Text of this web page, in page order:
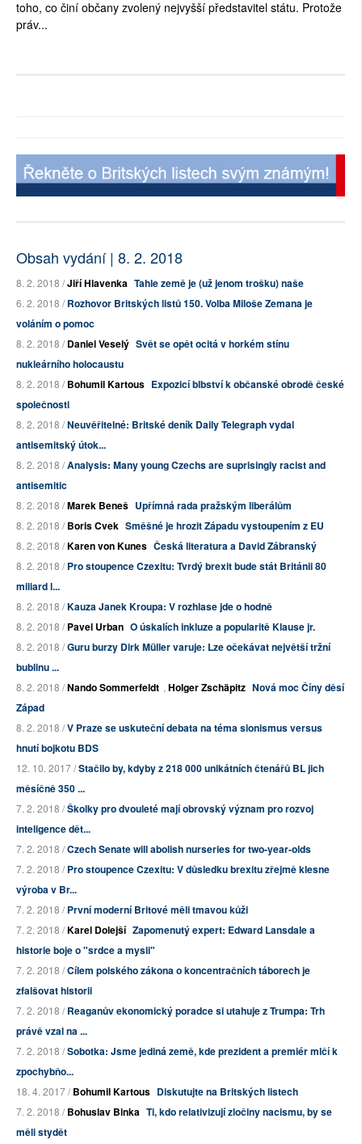
toho, co činí občany zvolený nejvyšší představitel státu. Protože
práv...
Obsah vydání | 8. 2. 2018
8. 2. 2018 /Jiří Hlavenka Tahle země je (už jenom trošku) naše
6. 2. 2018 /Rozhovor Britských listů 150. Volba Miloše Zemana je
voláním o pomoc
8. 2. 2018 /Daniel Veselý Svět se opět ocitá v horkém stínu
nukleárního holocaustu
8. 2. 2018 /Bohumil Kartous Expozicí blbství k občanské obrodě české
společnosti
8. 2. 2018 /Neuvěřitelné: Britské deník Daily Telegraph vydal
antisemitský útok...
8. 2. 2018 /Analysis: Many young Czechs are suprisingly racist and
antisemitic
8. 2. 2018 /Marek Beneš Upřímná rada pražským liberálům
8. 2. 2018 /Boris Cvek Směšné je hrozit Západu vystoupením z EU
8. 2. 2018 /Karen von Kunes Česká literatura a David Zábranský
8. 2. 2018 /Pro stoupence Czexitu: Tvrdý brexit bude stát Británii 80
miliard l...
8. 2. 2018 /Kauza Janek Kroupa: V rozhlase jde o hodně
8. 2. 2018 /Pavel Urban O úskalích inkluze a popularitě Klause jr.
8. 2. 2018 /Guru burzy Dirk Müller varuje: Lze očekávat největší tržní
bublinu ...
8. 2. 2018 /Nando Sommerfeldt , Holger Zschäpitz Nová moc Číny děsí
Západ
8. 2. 2018 /V Praze se uskuteční debata na téma sionismus versus
hnutí bojkotu BDS
12. 10. 2017 /Stačilo by, kdyby z 218 000 unikátních čtenářů BL jich
měsíčně 350 ...
7. 2. 2018 /Školky pro dvouleté mají obrovský význam pro rozvoj
inteligence dět...
7. 2. 2018 /Czech Senate will abolish nurseries for two-year-olds
7. 2. 2018 /Pro stoupence Czexitu: V důsledku brexitu zřejmě klesne
výroba v Br...
7. 2. 2018 /První moderní Britové měli tmavou kůži
7. 2. 2018 /Karel Dolejší Zapomenutý expert: Edward Lansdale a
historie boje o "srdce a mysli"
7. 2. 2018 /Cílem polského zákona o koncentračních táborech je
zfalšovat historii
7. 2. 2018 /Reaganův ekonomický poradce si utahuje z Trumpa: Trh
právě vzal na ...
7. 2. 2018 /Sobotka: Jsme jediná země, kde prezident a premiér mlčí k
zpochybňo...
18. 4. 2017 /Bohumil Kartous Diskutujte na Britských listech
7. 2. 2018 /Bohuslav Binka Ti, kdo relativizují zločiny nacismu, by se
měli stydět